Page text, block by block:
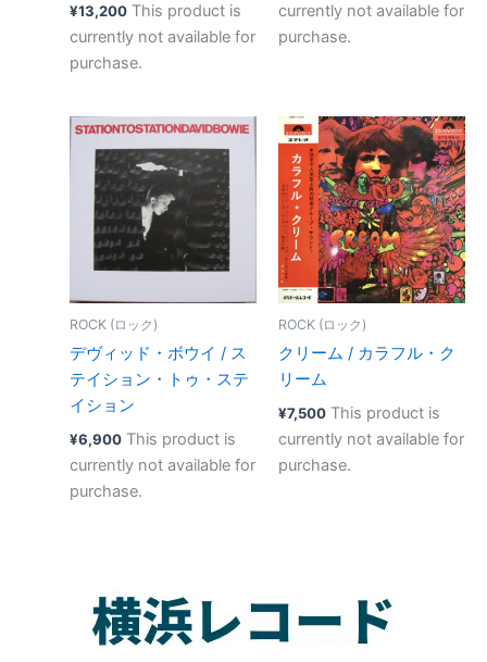
¥13,200 This product is
currently not available for
purchase.
currently not available for
purchase.
ROCK (ロック)
デヴィッド・ボウイ / ス
テイション・トゥ・ステ
イション
¥6,900 This product is
currently not available for
purchase.
ROCK (ロック)
クリーム / カラフル・ク
リーム
¥7,500 This product is
currently not available for
purchase.